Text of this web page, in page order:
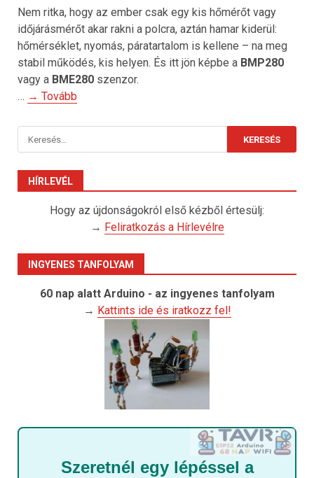
Nem ritka, hogy az ember csak egy kis hőmérőt vagy
időjárásmérőt akar rakni a polcra, aztán hamar kiderül:
hőmérséklet, nyomás, páratartalom is kellene – na meg
stabil működés, kis helyen. És itt jön képbe a BMP280
vagy a BME280 szenzor.
… → Tovább
Keresés:
HÍRLEVÉL
Hogy az újdonságokról első kézből értesülj:
→ Feliratkozás a Hírlevélre
INGYENES TANFOLYAM
60 nap alatt Arduino - az ingyenes tanfolyam
→ Kattints ide és iratkozz fel!
Szeretnél egy lépéssel a